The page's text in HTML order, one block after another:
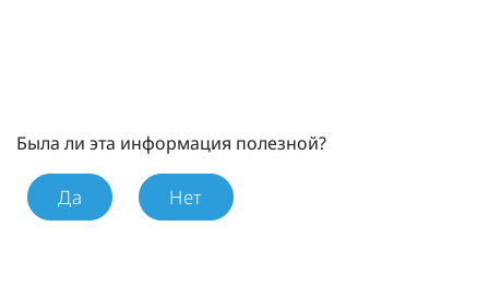
Была ли эта информация полезной?
Да Нет